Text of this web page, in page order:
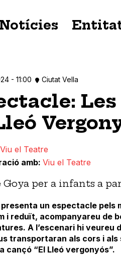
Notícies
- 11:00 Ciutat Vella
Viu el Teatre
amb Viu el Teatre
Goya per a infants a
un espectacle pels
i reduït, acompanyareu de
A l’escenari hi veureu
transportaran als cors i
cançó “El Lleó vergonyós”.